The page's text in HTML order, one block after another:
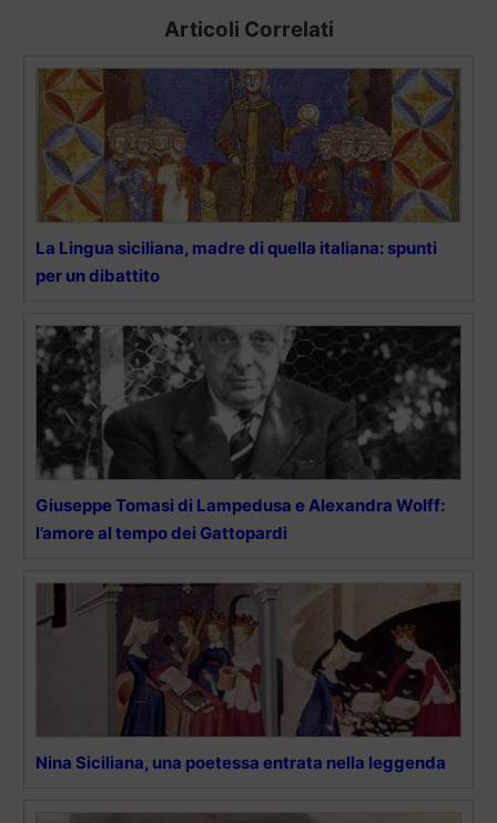
Articoli Correlati
La Lingua siciliana, madre di quella italiana: spunti
per un dibattito
Giuseppe Tomasi di Lampedusa e Alexandra Wolff:
l’amore al tempo dei Gattopardi
Nina Siciliana, una poetessa entrata nella leggenda